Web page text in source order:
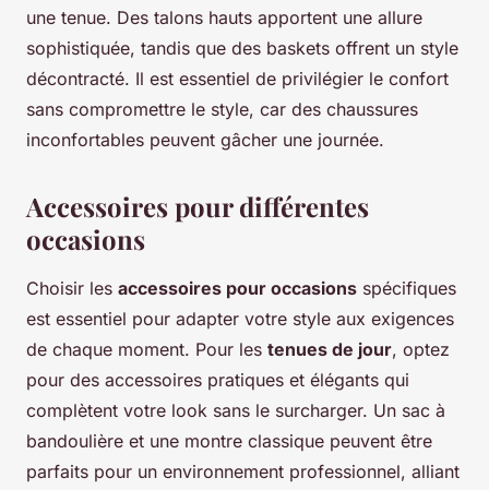
une tenue. Des talons hauts apportent une allure
sophistiquée, tandis que des baskets offrent un style
décontracté. Il est essentiel de privilégier le confort
sans compromettre le style, car des chaussures
inconfortables peuvent gâcher une journée.
Accessoires pour différentes
occasions
Choisir les accessoires pour occasions spécifiques
est essentiel pour adapter votre style aux exigences
de chaque moment. Pour les tenues de jour, optez
pour des accessoires pratiques et élégants qui
complètent votre look sans le surcharger. Un sac à
bandoulière et une montre classique peuvent être
parfaits pour un environnement professionnel, alliant